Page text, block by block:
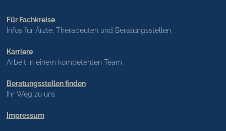
Für Fachkreise
Infos für Ärzte, Therapeuten und Beratungsstellen
Karriere
Arbeit in einem kompetenten Team
Beratungsstellen finden
Ihr Weg zu uns
Impressum